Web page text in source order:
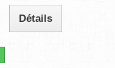
Détails